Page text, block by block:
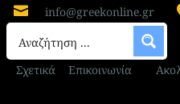
 info@greekonline.gr
Σχετικά Επικοινωνία